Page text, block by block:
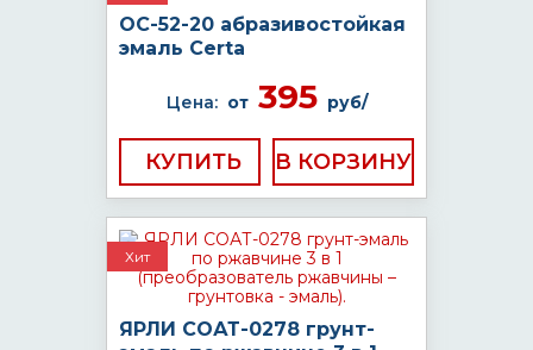
ОС-52-20 абразивостойкая
эмаль Certa
Цена: от395 руб/
КУПИТЬ
Хит
ЯРЛИ СОАТ-0278 грунт-